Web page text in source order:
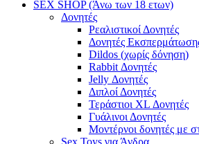
SEX SHOP (Άνω των 18 ετων)
Δονητές
Ρεαλιστικοί Δονητές
Δονητές
Dildos (χωρίς δόνηση)
Rabbit Δονητές
Jelly Δονητές
Διπλοί Δονητές
Τεράστιοι XL Δονητές
Γυάλινοι Δονητές
Μοντέρνοι δονητές με